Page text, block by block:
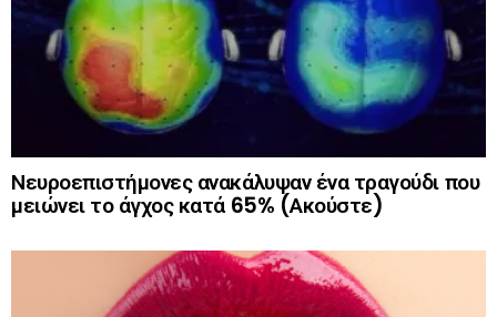
Νευροεπιστήμονες ανακάλυψαν ένα τραγούδι που
μειώνει το άγχος κατά 65% (Ακούστε)